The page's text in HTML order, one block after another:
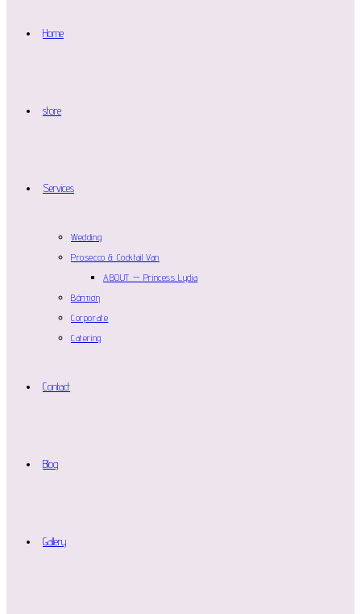
Home
store
Services
Wedding
Prosecco & Cocktail Van
ABOUT — Princess Lydia
Βάπτιση
Corporate
Catering
Contact
Blog
Gallery